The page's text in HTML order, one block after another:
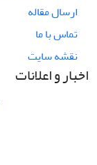
ارسال مقاله
تماس با ما
نقشه سایت
اخبار و اعلانات